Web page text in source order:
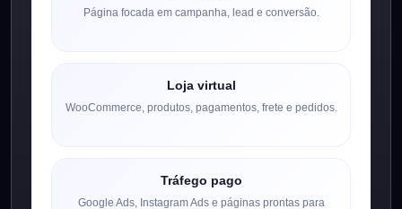
Página focada em campanha, lead e conversão.
Loja virtual
WooCommerce, produtos, pagamentos, frete e pedidos.
Tráfego pago
Google Ads, Instagram Ads e páginas prontas para